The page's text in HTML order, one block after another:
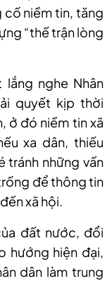
niềm tin, tăng
“thế trận lòng
nghe Nhân
quyết kịp thời
ở đó niềm tin xã
xa dân, thiếu
tránh những vấn
để thông tin
xã hội.
đất nước, đổi
hướng hiện đại,
dân làm trung